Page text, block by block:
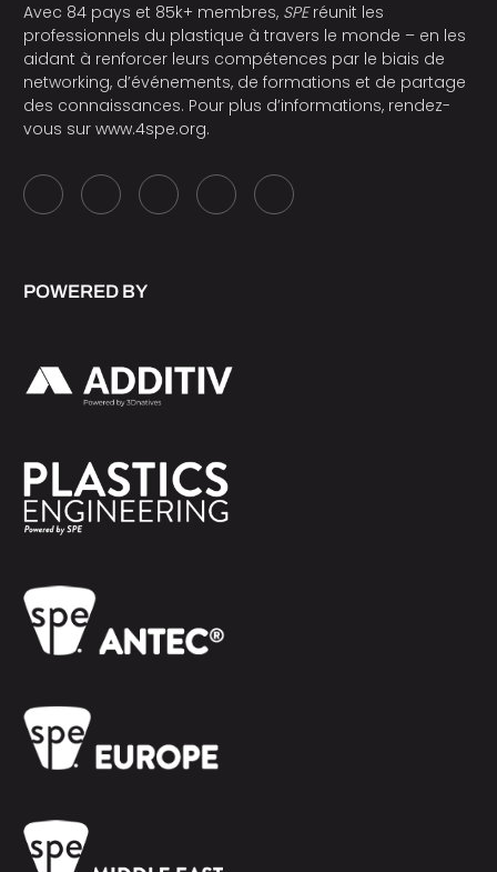
Avec 84 pays et 85k+ membres, SPEréunit les
professionnels du plastique à travers le monde – en les
aidant à renforcer leurs compétences par le biais de
networking, d’événements, de formations et de partage
des connaissances. Pour plus d’informations, rendez-
vous sur www.4spe.org.
POWERED BY